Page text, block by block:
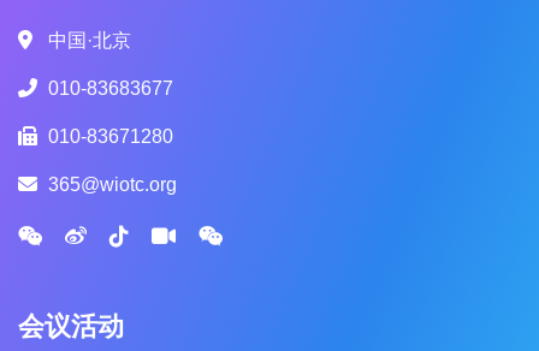
中国·北京
010-83683677
010-83671280
365@wiotc.org
会议活动